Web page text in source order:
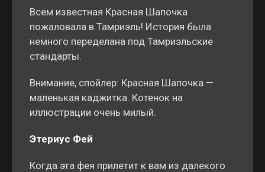
Всем известная Красная Шапочка
пожаловала в Тамриэль! История была
немного переделана под Тамриэльские
стандарты.
Внимание, спойлер: Красная Шапочка —
маленькая каджитка. Котенок на
иллюстрации очень милый.
Этериус Фей
Когда эта фея прилетит к вам из далекого